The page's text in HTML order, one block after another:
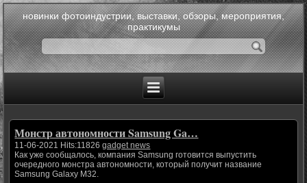
новинки фотоиндустрии, выставки, обзоры, мероприятия,
практикумы
Монстр автономности Samsung Ga…
11-06-2021 Hits:11826gadget news
Как уже сообщалось, компания Samsung готовится выпустить
очередного монстра автономности, который получит название
Samsung Galaxy M32.